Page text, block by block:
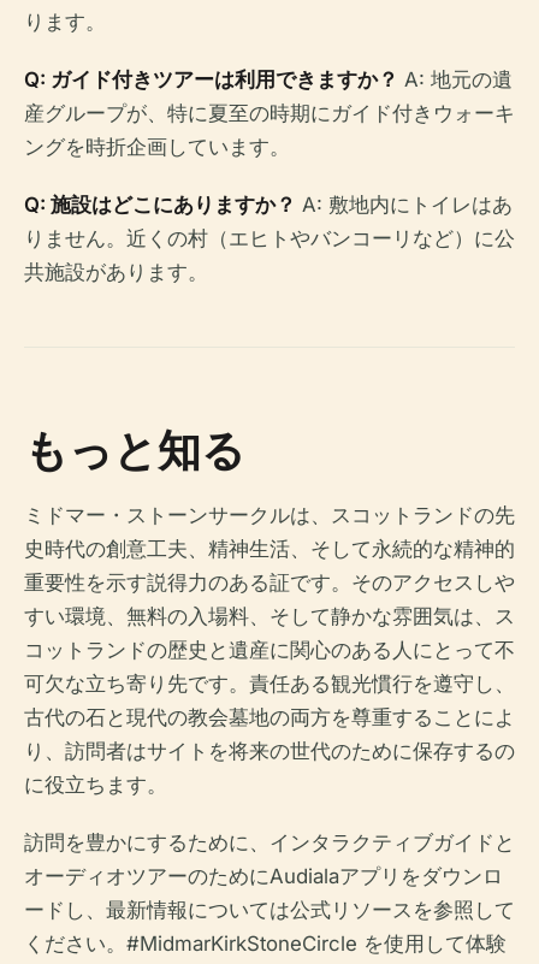
ります。
Q: ガイド付きツアーは利用できますか？ A: 地元の遺
産グループが、特に夏至の時期にガイド付きウォーキ
ングを時折企画しています。
Q: 施設はどこにありますか？ A: 敷地内にトイレはあ
りません。近くの村（エヒトやバンコーリなど）に公
共施設があります。
もっと知る
ミドマー・ストーンサークルは、スコットランドの先
史時代の創意工夫、精神生活、そして永続的な精神的
重要性を示す説得力のある証です。そのアクセスしや
すい環境、無料の入場料、そして静かな雰囲気は、ス
コットランドの歴史と遺産に関心のある人にとって不
可欠な立ち寄り先です。責任ある観光慣行を遵守し、
古代の石と現代の教会墓地の両方を尊重することによ
り、訪問者はサイトを将来の世代のために保存するの
に役立ちます。
訪問を豊かにするために、インタラクティブガイドと
オーディオツアーのためにAudialaアプリをダウンロ
ードし、最新情報については公式リソースを参照して
ください。#MidmarKirkStoneCircle を使用して体験